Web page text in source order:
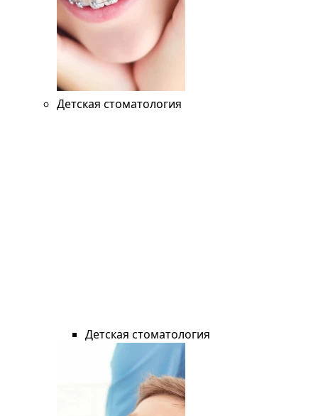
Детская стоматология
Детская стоматология